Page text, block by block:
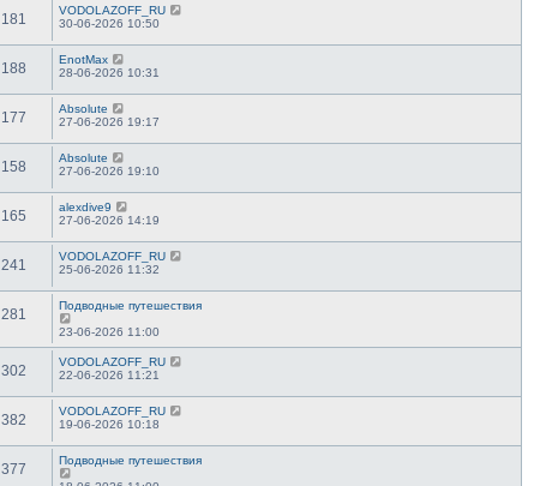
181
VODOLAZOFF_RU
30-06-2026 10:50
188
EnotMax
28-06-2026 10:31
177
Absolute
27-06-2026 19:17
158
Absolute
27-06-2026 19:10
165
alexdive9
27-06-2026 14:19
241
VODOLAZOFF_RU
25-06-2026 11:32
281
Подводные путешествия
23-06-2026 11:00
302
VODOLAZOFF_RU
22-06-2026 11:21
382
VODOLAZOFF_RU
19-06-2026 10:18
377
Подводные путешествия